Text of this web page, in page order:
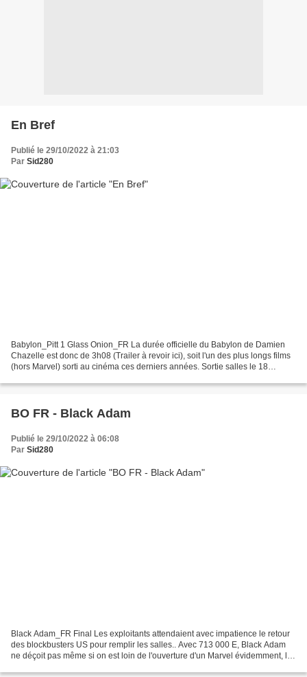
En Bref
Publié le 29/10/2022 à 21:03
Par Sid280
Babylon_Pitt 1 Glass Onion_FR La durée officielle du Babylon de Damien
Chazelle est donc de 3h08 (Trailer à revoir ici), soit l'un des plus longs films
(hors Marvel) sorti au cinéma ces derniers années. Sortie salles le 18
BO FR - Black Adam
Publié le 29/10/2022 à 06:08
Par Sid280
Black Adam_FR Final Les exploitants attendaient avec impatience le retour
des blockbusters US pour remplir les salles.. Avec 713 000 E, Black Adam
ne déçoit pas même si on est loin de l'ouverture d'un Marvel évidemment, le